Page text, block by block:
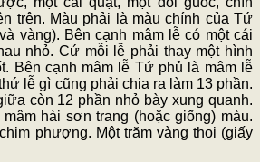
trên. Màu phải là màu chính của Tứ
vàng). Bên cạnh mâm lễ có một cái
nhỏ. Cứ mỗi lễ phải thay một hình
Bên cạnh mâm lễ Tứ phủ là mâm lễ
lễ gì cũng phải chia ra làm 13 phần.
còn 12 phần nhỏ bày xung quanh.
hài sơn trang (hoặc giống) màu.
phượng. Một trăm vàng thoi (giấy